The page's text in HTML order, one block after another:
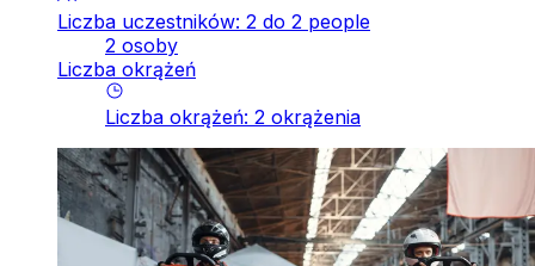
Liczba uczestników: 2 do 2 people
2 osoby
Liczba okrążeń
Liczba okrążeń: 2 okrążenia